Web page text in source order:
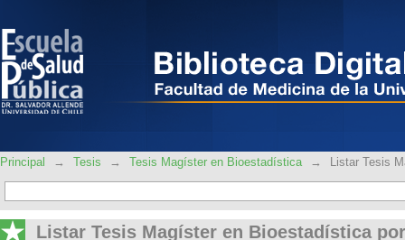
Principal → Tesis → Tesis Magíster en Bioestadística → Listar Tesis
Listar Tesis Magíster en Bioestadística